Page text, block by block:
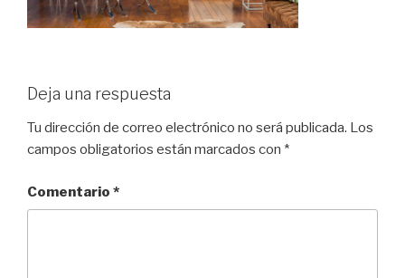
Deja una respuesta
Tu dirección de correo electrónico no será publicada. Los
campos obligatorios están marcados con *
Comentario *